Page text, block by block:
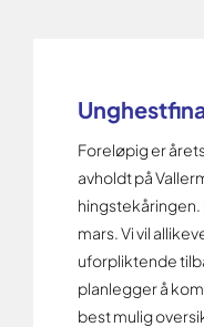
Foreløpig er
avholdt på
hingstekåringen.
mars. Vi vil
uforpliktende
planlegger å
best mulig